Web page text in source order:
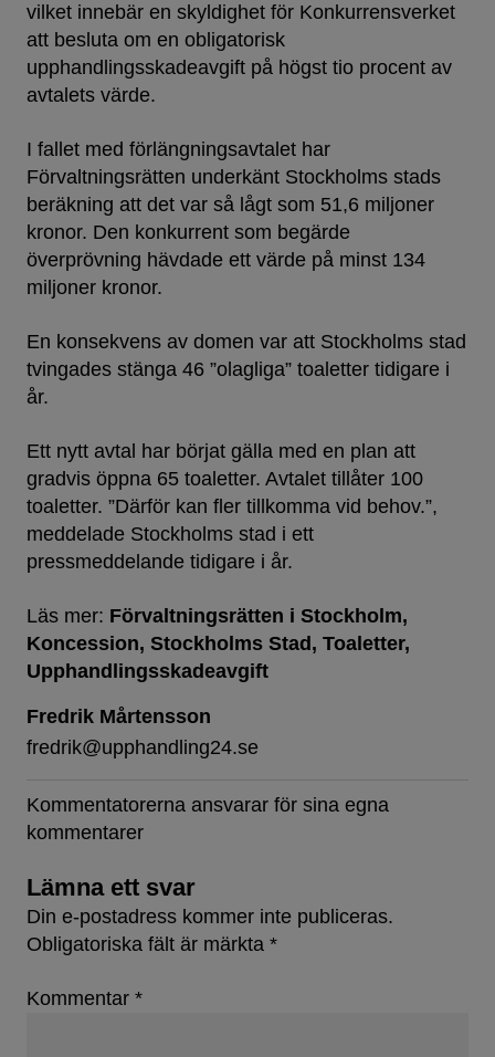
vilket innebär en skyldighet för Konkurrensverket
att besluta om en obligatorisk
upphandlingsskadeavgift på högst tio procent av
avtalets värde.
I fallet med förlängningsavtalet har
Förvaltningsrätten underkänt Stockholms stads
beräkning att det var så lågt som 51,6 miljoner
kronor. Den konkurrent som begärde
överprövning hävdade ett värde på minst 134
miljoner kronor.
En konsekvens av domen var att Stockholms stad
tvingades stänga 46 ”olagliga” toaletter tidigare i
år.
Ett nytt avtal har börjat gälla med en plan att
gradvis öppna 65 toaletter. Avtalet tillåter 100
toaletter. ”Därför kan fler tillkomma vid behov.”,
meddelade Stockholms stad i ett
pressmeddelande tidigare i år.
Läs mer: Förvaltningsrätten i Stockholm
Koncession Stockholms Stad
Toaletter
Upphandlingsskadeavgift
Fredrik Mårtensson
fredrik@upphandling24.se
Kommentatorerna ansvarar för sina egna
kommentarer
Lämna ett svar
Din e-postadress kommer inte publiceras.
Obligatoriska fält är märkta *
Kommentar *